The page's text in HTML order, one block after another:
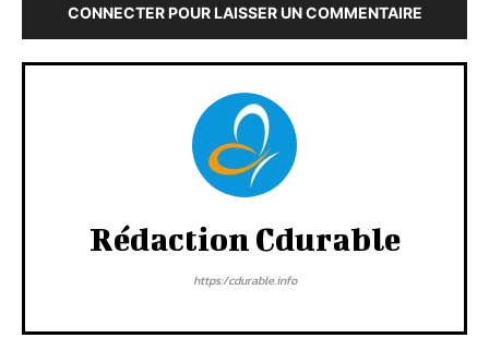
CONNECTER POUR LAISSER UN COMMENTAIRE
Rédaction Cdurable
https:/cdurable.info